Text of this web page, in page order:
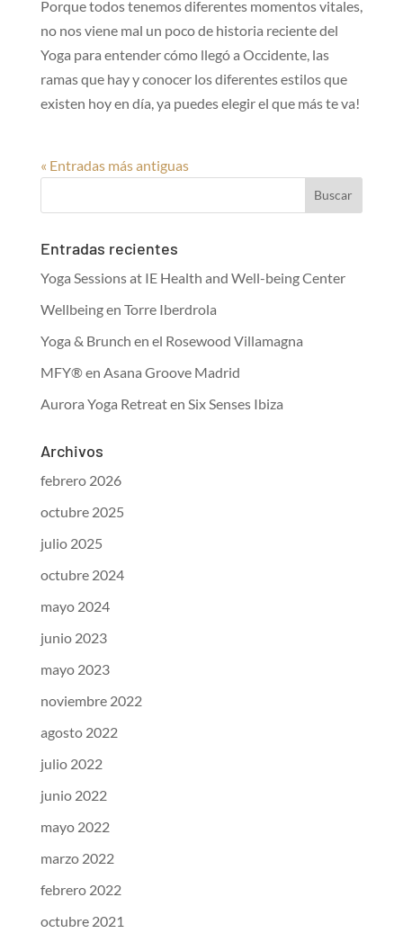
Porque todos tenemos diferentes momentos vitales,
no nos viene mal un poco de historia reciente del
Yoga para entender cómo llegó a Occidente, las
ramas que hay y conocer los diferentes estilos que
existen hoy en día, ya puedes elegir el que más te va!
« Entradas más antiguas
Entradas recientes
Yoga Sessions at IE Health and Well-being Center
Wellbeing en Torre Iberdrola
Yoga & Brunch en el Rosewood Villamagna
MFY® en Asana Groove Madrid
Aurora Yoga Retreat en Six Senses Ibiza
Archivos
febrero 2026
octubre 2025
julio 2025
octubre 2024
mayo 2024
junio 2023
mayo 2023
noviembre 2022
agosto 2022
julio 2022
junio 2022
mayo 2022
marzo 2022
febrero 2022
octubre 2021